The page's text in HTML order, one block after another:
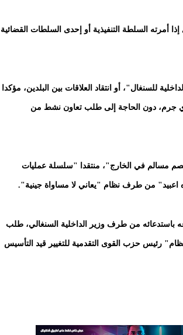
أمرته السلطة التنفيذية أو إحدى السلطات القضائية
للسنغال"، أو انتقاد العلاقات بين البلدين، مؤكدا
أي جرم، دون الحاجة إلى طلب تعاون نشط من
خصم مسالم في الخارج"، منتقدا "سلسلة عمليات
اعبيد" من طرف نظام "يعاني لا مساواة جينية".
باستدعائه من طرف وزير الداخلية السنغالي، طلب
رئيس حزب القوى التقدمية للتغيير قيد التأسيس